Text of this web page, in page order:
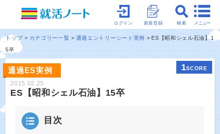
メニュー
検索
新規登録
ログイン
トップ カテゴリー一覧 通過エントリーシート実例
ES【昭和シェル石油】1
5卒
通過ES実例 1SCORE
2015.02.25
ES【昭和シェル石油】15卒
目次